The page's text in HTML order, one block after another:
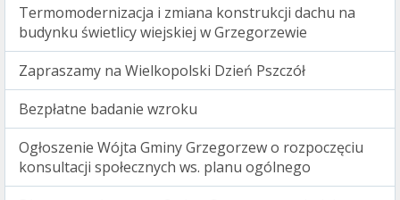
Termomodernizacja i zmiana konstrukcji dachu na
budynku świetlicy wiejskiej w Grzegorzewie
Zapraszamy na Wielkopolski Dzień Pszczół
Bezpłatne badanie wzroku
Ogłoszenie Wójta Gminy Grzegorzew o rozpoczęciu
konsultacji społecznych ws. planu ogólnego